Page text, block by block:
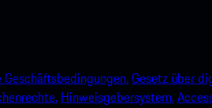
Gesetz über
Hinweisgebersystem.